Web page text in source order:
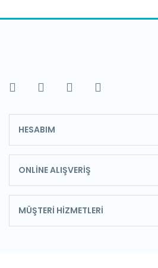
HESABIM
ONLİNE ALIŞVERİŞ
MÜŞTERİ HİZMETLERİ